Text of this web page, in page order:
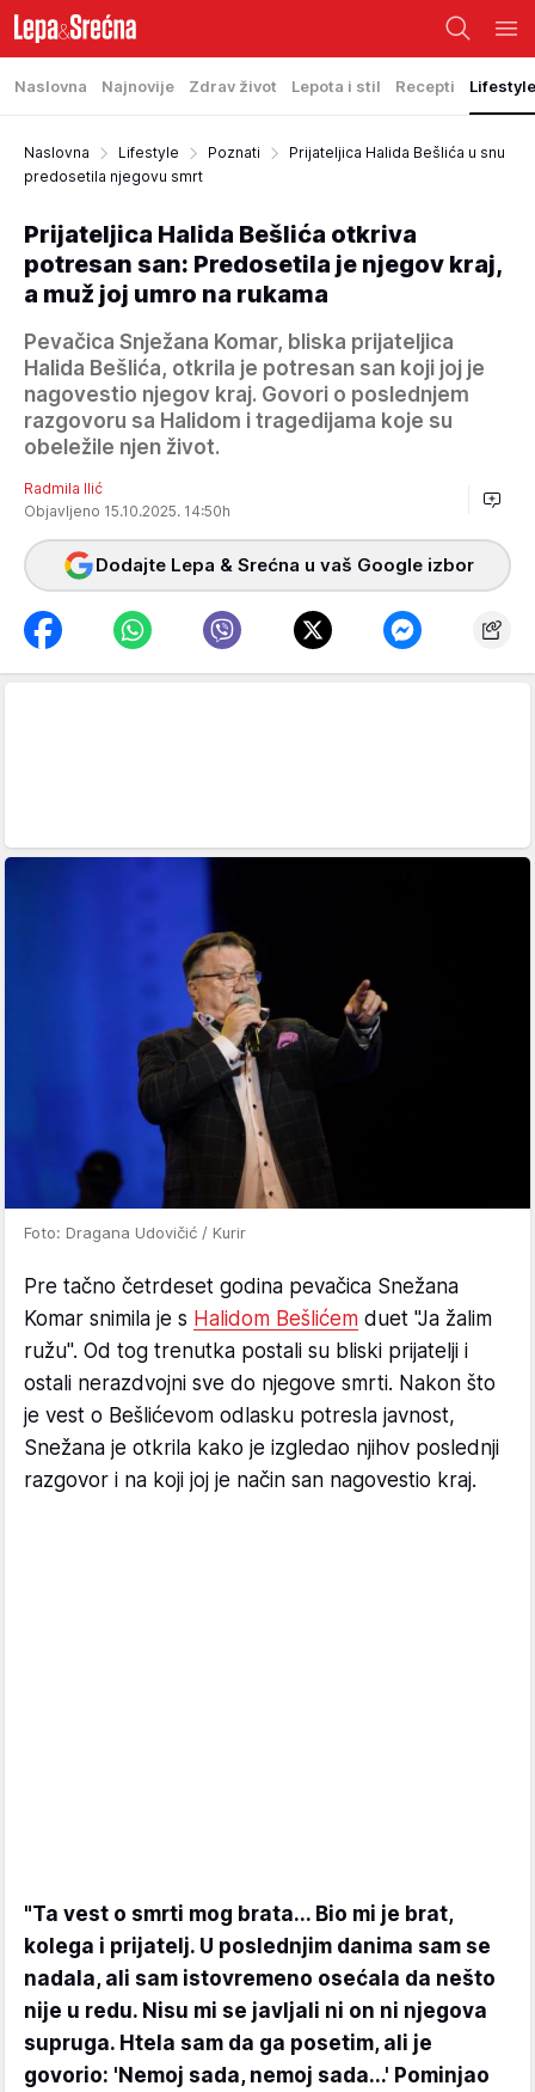
Naslovna Najnovije Zdrav život Lepota i stil Recepti Lifestyle
Naslovna Lifestyle Poznati
Prijateljica Halida Bešlića u snu
predosetila njegovu smrt
Prijateljica Halida Bešlića otkriva
potresan san: Predosetila je njegov kraj,
a muž joj umro na rukama
Pevačica Snježana Komar, bliska prijateljica
Halida Bešlića, otkrila je potresan san koji joj je
nagovestio njegov kraj. Govori o poslednjem
razgovoru sa Halidom i tragedijama koje su
obeležile njen život.
Radmila Ilić
Objavljeno 15.10.2025. 14:50h
Dodajte Lepa & Srećna u vaš Google izbor
Foto: Dragana Udovičić / Kurir
Pre tačno četrdeset godina pevačica Snežana
Komar snimila je s Halidom Bešlićem duet "Ja žalim
ružu". Od tog trenutka postali su bliski prijatelji i
ostali nerazdvojni sve do njegove smrti. Nakon što
je vest o Bešlićevom odlasku potresla javnost,
Snežana je otkrila kako je izgledao njihov poslednji
razgovor i na koji joj je način san nagovestio kraj.
"Ta vest o smrti mog brata... Bio mi je brat,
kolega i prijatelj. U poslednjim danima sam se
nadala, ali sam istovremeno osećala da nešto
nije u redu. Nisu mi se javljali ni on ni njegova
supruga. Htela sam da ga posetim, ali je
govorio: 'Nemoj sada, nemoj sada...' Pominjao